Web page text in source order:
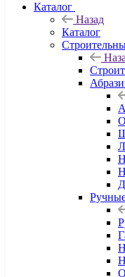
Каталог
Назад
Каталог